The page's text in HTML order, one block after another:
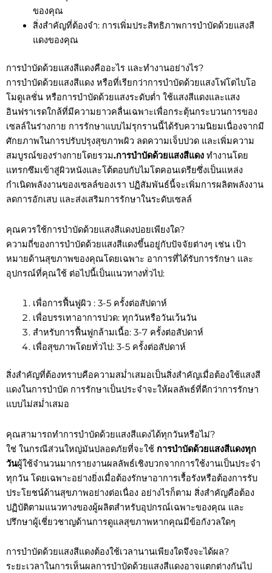
ของคุณ
สิ่งสำคัญที่ต้องจำ: การเพิ่มประสิทธิภาพการบำบัดด้วยแสงสี
แดงของคุณ
การบำบัดด้วยแสงสีแดงคืออะไร และทำงานอย่างไร?
การบำบัดด้วยแสงสีแดง หรือที่เรียกว่าการบำบัดด้วยแสงโฟโตไบโอ
โมดูเลชั่น หรือการบำบัดด้วยแสงระดับต่ำ ใช้แสงสีแดงและแสง
อินฟราเรดใกล้ที่มีความยาวคลื่นเฉพาะเพื่อกระตุ้นกระบวนการของ
เซลล์ในร่างกาย การรักษาแบบไม่รุกรานนี้ได้รับความนิยมเนื่องจากมี
ศักยภาพในการปรับปรุงสุขภาพผิว ลดความเจ็บปวด และเพิ่มความ
สมบูรณ์ของร่างกายโดยรวม.การบำบัดด้วยแสงสีแดง ทำงานโดย
แทรกซึมเข้าสู่ผิวหนังและโต้ตอบกับไมโตคอนเดรียซึ่งเป็นแหล่ง
กำเนิดพลังงานของเซลล์ของเรา ปฏิสัมพันธ์นี้จะเพิ่มการผลิตพลังงาน
ลดการอักเสบ และส่งเสริมการรักษาในระดับเซลล์
คุณควรใช้การบำบัดด้วยแสงสีแดงบ่อยเพียงใด?
ความถี่ของการบำบัดด้วยแสงสีแดงขึ้นอยู่กับปัจจัยต่างๆ เช่น เป้า
หมายด้านสุขภาพของคุณโดยเฉพาะ อาการที่ได้รับการรักษา และ
อุปกรณ์ที่คุณใช้ ต่อไปนี้เป็นแนวทางทั่วไป:
เพื่อการฟื้นฟูผิว : 3-5 ครั้งต่อสัปดาห์
เพื่อบรรเทาอาการปวด: ทุกวันหรือวันเว้นวัน
สำหรับการฟื้นฟูกล้ามเนื้อ: 3-7 ครั้งต่อสัปดาห์
เพื่อสุขภาพโดยทั่วไป: 3-5 ครั้งต่อสัปดาห์
สิ่งสำคัญที่ต้องทราบคือความสม่ำเสมอเป็นสิ่งสำคัญเมื่อต้องใช้แสงสี
แดงในการบำบัด การรักษาเป็นประจำจะให้ผลลัพธ์ที่ดีกว่าการรักษา
แบบไม่สม่ำเสมอ
คุณสามารถทำการบำบัดด้วยแสงสีแดงได้ทุกวันหรือไม่?
ใช่ ในกรณีส่วนใหญ่มันปลอดภัยที่จะใช้ การบำบัดด้วยแสงสีแดงทุก
วันผู้ใช้จำนวนมากรายงานผลลัพธ์เชิงบวกจากการใช้งานเป็นประจำ
ทุกวัน โดยเฉพาะอย่างยิ่งเมื่อต้องรักษาอาการเรื้อรังหรือต้องการรับ
ประโยชน์ด้านสุขภาพอย่างต่อเนื่อง อย่างไรก็ตาม สิ่งสำคัญคือต้อง
ปฏิบัติตามแนวทางของผู้ผลิตสำหรับอุปกรณ์เฉพาะของคุณ และ
ปรึกษาผู้เชี่ยวชาญด้านการดูแลสุขภาพหากคุณมีข้อกังวลใดๆ
การบำบัดด้วยแสงสีแดงต้องใช้เวลานานเพียงใดจึงจะได้ผล?
ระยะเวลาในการเห็นผลการบำบัดด้วยแสงสีแดงอาจแตกต่างกันไป